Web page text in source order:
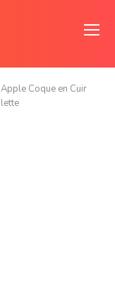
Apple Coque en Cuir